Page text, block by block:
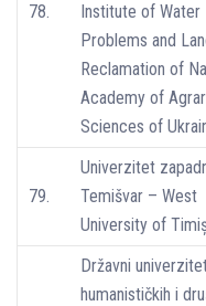
78.
Institute of Water
Problems and
Reclamation of
Academy of
Sciences of
79.
Univerzitet
Temišvar – West
University of
Državni
humanističkih i